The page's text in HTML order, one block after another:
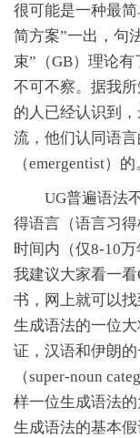
很可能是一种最
简方案”一出，句
束”（GB）理论
不可不察。据我
的人已经认识到
流，他们认同语
（emergentist）的
UG普遍语法不
得语言（语言习
时间内（仅8-10
我建议大家看一看
书，网上就可以
生成语法的一位大
证，汉语和伊朗
（super-noun
样一位生成语法
生成语法的基本